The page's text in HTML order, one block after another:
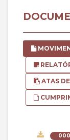
ATAS